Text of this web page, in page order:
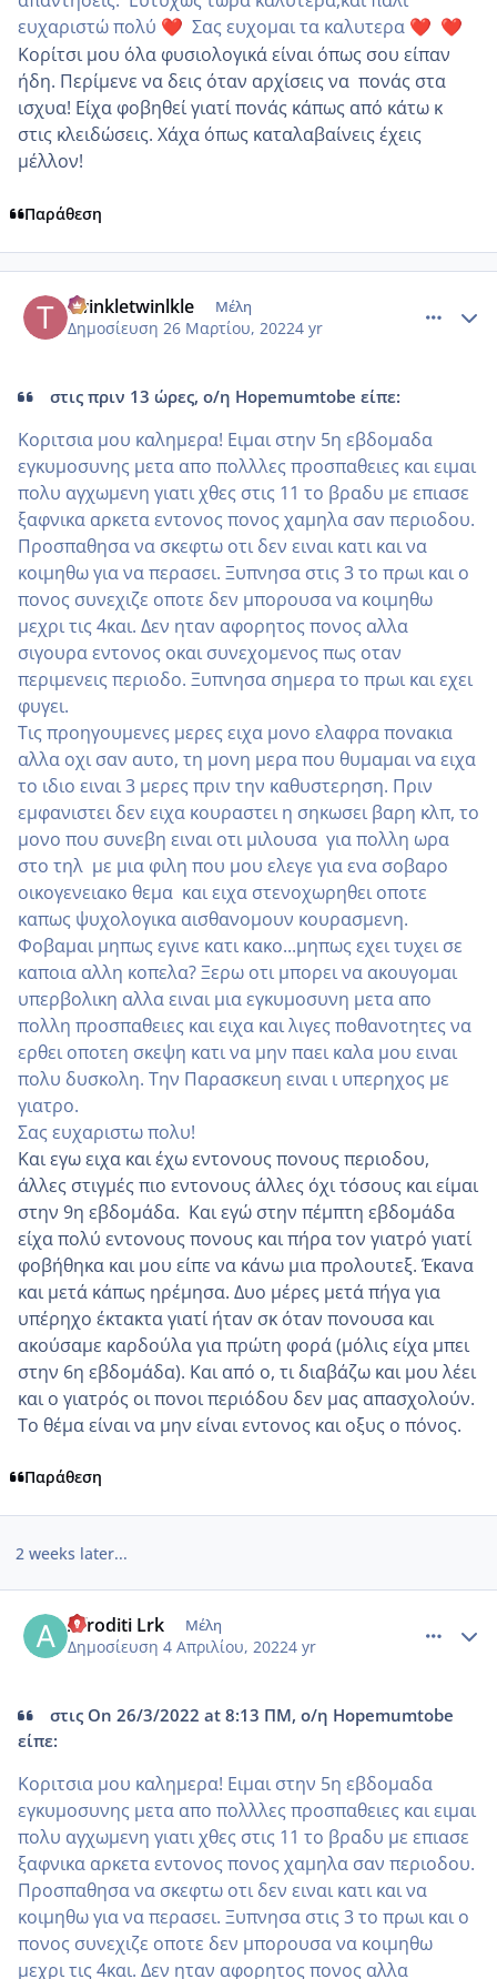
ευχαριστώ πολύ ❤️ Σας ευχομαι τα καλυτερα ❤️ ❤️
Κορίτσι μου όλα φυσιολογικά είναι όπως σου είπαν
ήδη. Περίμενε να δεις όταν αρχίσεις να πονάς στα
ισχυα! Είχα φοβηθεί γιατί πονάς κάπως από κάτω κ
στις κλειδώσεις. Χάχα όπως καταλαβαίνεις έχεις
μέλλον!
Παράθεση
twinkletwinlkle Μέλη
Δημοσίευση 26 Μαρτίου, 20224 yr
στις πριν 13 ώρες, ο/η Hopemumtobe είπε:
Κοριτσια μου καλημερα! Ειμαι στην 5η εβδομαδα
εγκυμοσυνης μετα απο πολλλες προσπαθειες και ειμαι
πολυ αγχωμενη γιατι χθες στις 11 το βραδυ με επιασε
ξαφνικα αρκετα εντονος πονος χαμηλα σαν περιοδου.
Προσπαθησα να σκεφτω οτι δεν ειναι κατι και να
κοιμηθω για να περασει. Ξυπνησα στις 3 το πρωι και ο
πονος συνεχιζε οποτε δεν μπορουσα να κοιμηθω
μεχρι τις 4και. Δεν ηταν αφορητος πονος αλλα
σιγουρα εντονος οκαι συνεχομενος πως οταν
περιμενεις περιοδο. Ξυπνησα σημερα το πρωι και εχει
φυγει.
Τις προηγουμενες μερες ειχα μονο ελαφρα πονακια
αλλα οχι σαν αυτο, τη μονη μερα που θυμαμαι να ειχα
το ιδιο ειναι 3 μερες πριν την καθυστερηση. Πριν
εμφανιστει δεν ειχα κουραστει η σηκωσει βαρη κλπ, το
μονο που συνεβη ειναι οτι μιλουσα για πολλη ωρα
στο τηλ με μια φιλη που μου ελεγε για ενα σοβαρο
οικογενειακο θεμα και ειχα στενοχωρηθει οποτε
καπως ψυχολογικα αισθανομουν κουρασμενη.
Φοβαμαι μηπως εγινε κατι κακο...μηπως εχει τυχει σε
καποια αλλη κοπελα? Ξερω οτι μπορει να ακουγομαι
υπερβολικη αλλα ειναι μια εγκυμοσυνη μετα απο
πολλη προσπαθειες και ειχα και λιγες ποθανοτητες να
ερθει οποτεη σκεψη κατι να μην παει καλα μου ειναι
πολυ δυσκολη. Την Παρασκευη ειναι ι υπερηχος με
γιατρο.
Σας ευχαριστω πολυ!
Και εγω ειχα και έχω εντονους πονους περιοδου,
άλλες στιγμές πιο εντονους άλλες όχι τόσους και είμαι
στην 9η εβδομάδα. Και εγώ στην πέμπτη εβδομάδα
είχα πολύ εντονους πονους και πήρα τον γιατρό γιατί
φοβήθηκα και μου είπε να κάνω μια προλουτεξ. Έκανα
και μετά κάπως ηρέμησα. Δυο μέρες μετά πήγα για
υπέρηχο έκτακτα γιατί ήταν σκ όταν πονουσα και
ακούσαμε καρδούλα για πρώτη φορά (μόλις είχα μπει
στην 6η εβδομάδα). Και από ο, τι διαβάζω και μου λέει
και ο γιατρός οι πονοι περιόδου δεν μας απασχολούν.
Το θέμα είναι να μην είναι εντονος και οξυς ο πόνος.
Παράθεση
2 weeks later...
Afroditi Lrk Μέλη
Δημοσίευση 4 Απριλίου, 20224 yr
στις On 26/3/2022 at 8:13 ΠΜ, ο/η Hopemumtobe
είπε:
Κοριτσια μου καλημερα! Ειμαι στην 5η εβδομαδα
εγκυμοσυνης μετα απο πολλλες προσπαθειες και ειμαι
πολυ αγχωμενη γιατι χθες στις 11 το βραδυ με επιασε
ξαφνικα αρκετα εντονος πονος χαμηλα σαν περιοδου.
Προσπαθησα να σκεφτω οτι δεν ειναι κατι και να
κοιμηθω για να περασει. Ξυπνησα στις 3 το πρωι και ο
πονος συνεχιζε οποτε δεν μπορουσα να κοιμηθω
μεχρι τις 4και. Δεν ηταν αφορητος πονος αλλα